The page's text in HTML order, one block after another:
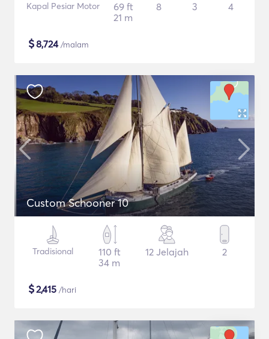
Kapal Pesiar Motor
69 ft
21 m
8 3 4
$8,724/malam
Custom Schooner 10
Tradisional
110 ft
34 m
12 Jelajah 2
$2,415 /hari